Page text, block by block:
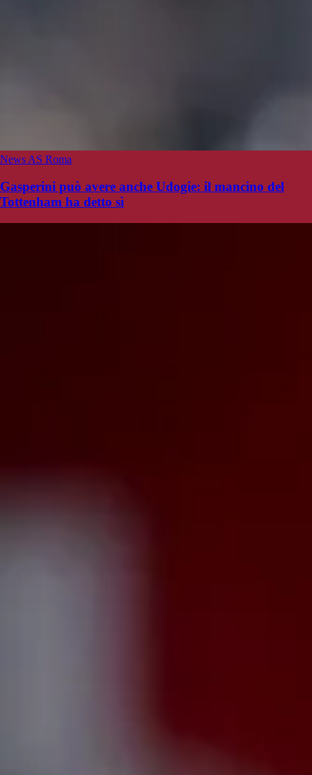
News AS Roma
Gasperini può avere anche Udogie: il mancino del
Tottenham ha detto sì